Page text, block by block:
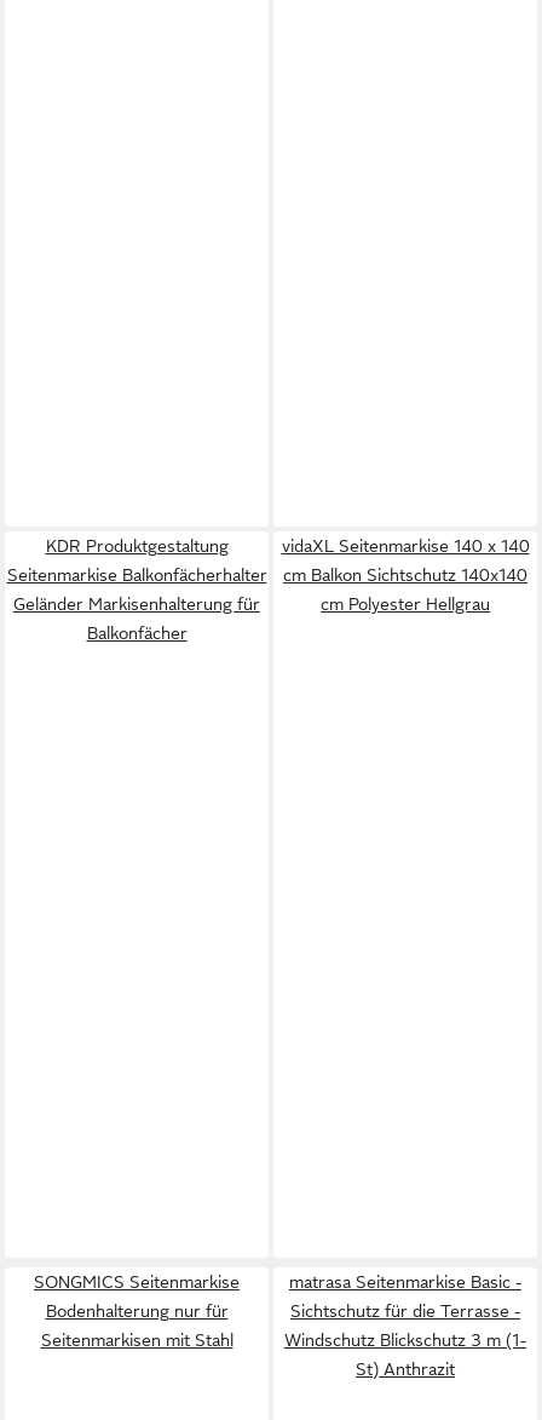
KDR Produktgestaltung
Seitenmarkise Balkonfächerhalter
Geländer Markisenhalterung für
Balkonfächer
vidaXL Seitenmarkise 140 x 140
cm Balkon Sichtschutz 140x140
cm Polyester Hellgrau
SONGMICS Seitenmarkise
Bodenhalterung nur für
Seitenmarkisen mit Stahl
matrasa Seitenmarkise Basic -
Sichtschutz für die Terrasse -
Windschutz Blickschutz 3 m (1-
St) Anthrazit